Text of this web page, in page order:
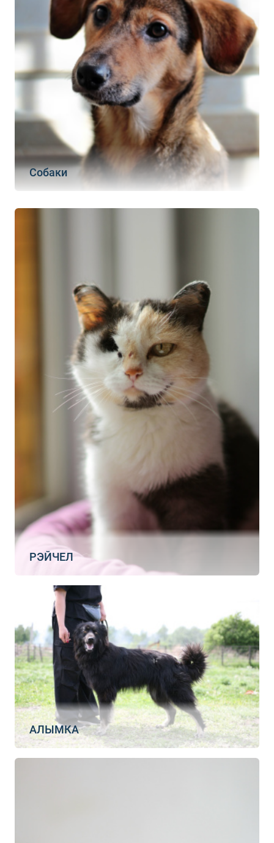
Собаки
РЭЙЧЕЛ
АЛЫМКА